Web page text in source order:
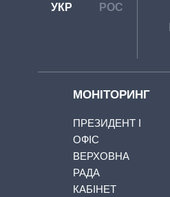
УКР РОС
МОНІТОРИНГ
ПРЕЗИДЕНТ І
ОФІС
ВЕРХОВНА
РАДА
КАБІНЕТ